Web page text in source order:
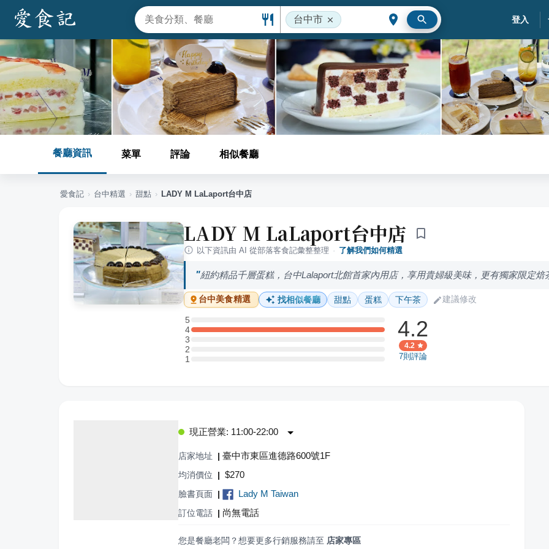
台中市 登入
餐廳資訊 菜單 評論 相似餐廳
愛食記 › 台中精選 › 甜點 › LADY M LaLaport台中店
LADY M LaLaport台中店
以下資訊由 AI 從部落客食記彙整整理 · 了解我們如何精選
紐約精品千層蛋糕，台中Lalaport北館首家內用店，享用貴婦級美味，更有獨家限定焙
台中美食精選 找相似餐廳 甜點 蛋糕 下午茶 建議修改
5
5 星：0 則評論
4
4 星：3 則評論
3
3 星：0 則評論
2
2 星：0 則評論
11 星：0 則評論
4.2
4.2
7則評論
現正營業: 11:00-22:00
店家地址 | 臺中市東區進德路600號1F
均消價位 | $270
臉書頁面 | Lady M Taiwan
訂位電話 | 尚無電話
您是餐廳老闆？想要更多行銷服務請至 店家專區